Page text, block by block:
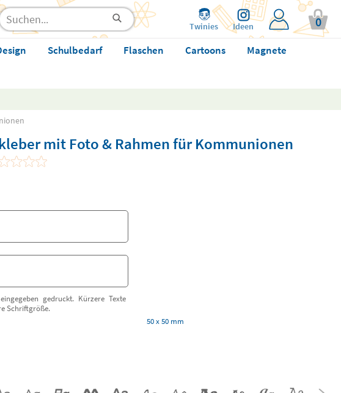
Twinies Ideen 0
Schulbedarf Flaschen Cartoons
Magnete
mit Foto & Rahmen für Kommunionen
gedruckt. Kürzere Texte
Schriftgröße.
50 x 50 mm